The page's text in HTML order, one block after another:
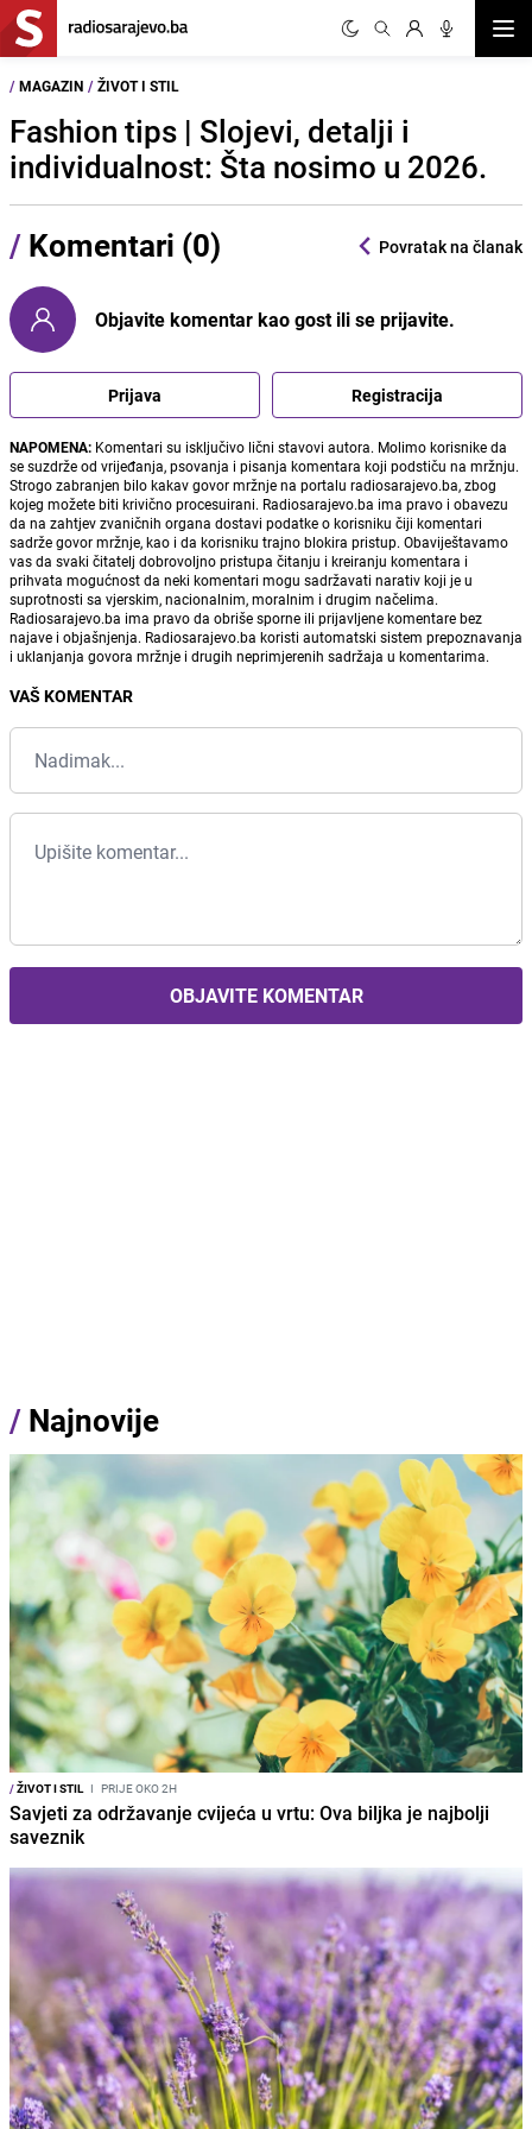
/ MAGAZIN / ŽIVOT I STIL
Fashion tips | Slojevi, detalji i
individualnost: Šta nosimo u 2026.
/ Komentari (0) Povratak na članak
Objavite komentar kao gost ili se prijavite.
Prijava Registracija
NAPOMENA: Komentari su isključivo lični stavovi autora. Molimo korisnike da
se suzdrže od vrijeđanja, psovanja i pisanja komentara koji podstiču na mržnju.
Strogo zabranjen bilo kakav govor mržnje na portalu radiosarajevo.ba, zbog
kojeg možete biti krivično procesuirani. Radiosarajevo.ba ima pravo i obavezu
da na zahtjev zvaničnih organa dostavi podatke o korisniku čiji komentari
sadrže govor mržnje, kao i da korisniku trajno blokira pristup. Obaviještavamo
vas da svaki čitatelj dobrovoljno pristupa čitanju i kreiranju komentara i
prihvata mogućnost da neki komentari mogu sadržavati narativ koji je u
suprotnosti sa vjerskim, nacionalnim, moralnim i drugim načelima.
Radiosarajevo.ba ima pravo da obriše sporne ili prijavljene komentare bez
najave i objašnjenja. Radiosarajevo.ba koristi automatski sistem prepoznavanja
i uklanjanja govora mržnje i drugih neprimjerenih sadržaja u komentarima.
VAŠ KOMENTAR
OBJAVITE KOMENTAR
/ Najnovije
/ŽIVOT I STIL I PRIJE OKO 2H
Savjeti za održavanje cvijeća u vrtu: Ova biljka je najbolji
saveznik